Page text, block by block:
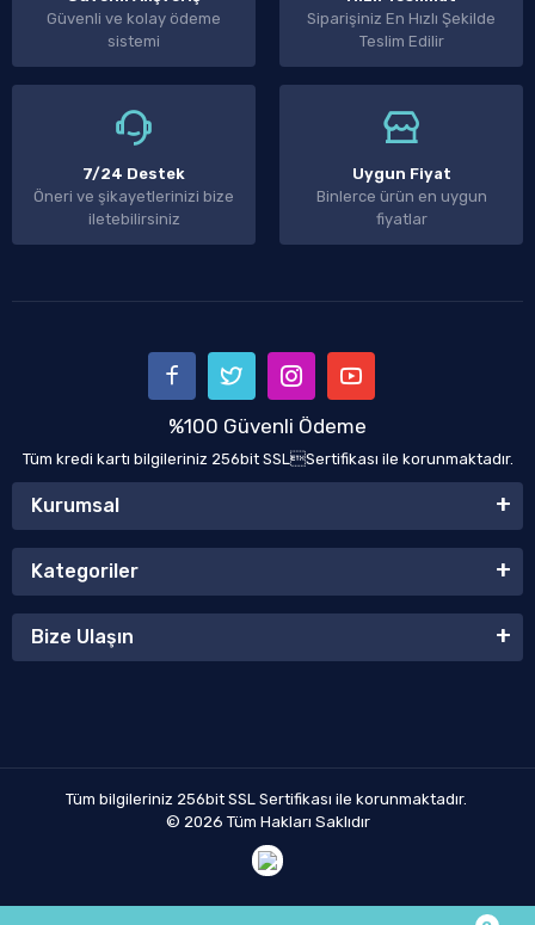
Güvenli ve kolay ödeme
sistemi
Siparişiniz En Hızlı Şekilde
Teslim Edilir
7/24 Destek
Öneri ve şikayetlerinizi bize
iletebilirsiniz
Uygun Fiyat
Binlerce ürün en uygun
fiyatlar
%100 Güvenli Ödeme
Tüm kredi kartı bilgileriniz 256bit SSLSertifikası ile korunmaktadır.
Kurumsal
Kategoriler
Bize Ulaşın
Tüm bilgileriniz 256bit SSL Sertifikası ile korunmaktadır.
© 2026 Tüm Hakları Saklıdır